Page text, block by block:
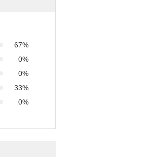
67%
0%
0%
33%
0%